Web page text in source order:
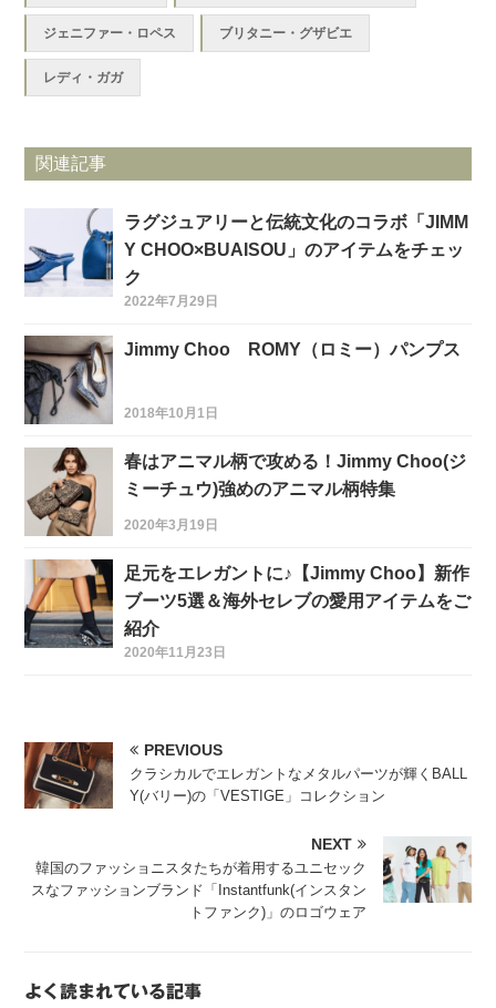
ジェニファー・ロペス ブリタニー・グザビエ
レディ・ガガ
関連記事
ラグジュアリーと伝統文化のコラボ「JIMM
Y CHOO×BUAISOU」のアイテムをチェッ
ク
2022年7月29日
Jimmy Choo ROMY（ロミー）パンプス
2018年10月1日
春はアニマル柄で攻める！Jimmy Choo(ジ
ミーチュウ)強めのアニマル柄特集
2020年3月19日
足元をエレガントに♪【Jimmy Choo】新作
ブーツ5選＆海外セレブの愛用アイテムをご
紹介
2020年11月23日
PREVIOUS
クラシカルでエレガントなメタルパーツが輝くBALL
Y(バリー)の「VESTIGE」コレクション
NEXT
韓国のファッショニスタたちが着用するユニセック
スなファッションブランド「Instantfunk(インスタン
トファンク)」のロゴウェア
よく読まれている記事